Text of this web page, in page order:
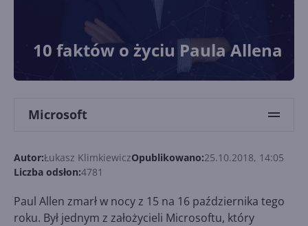
10 faktów o życiu Paula Allena
Microsoft
Autor:Łukasz KlimkiewiczOpublikowano:25.10.2018, 14:05
Liczba odsłon:4781
Paul Allen zmarł w nocy z 15 na 16 października tego
roku. Był jednym z założycieli Microsoftu, który